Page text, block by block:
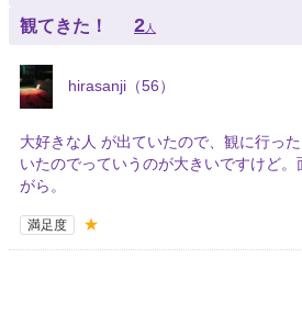
観てきた！ 2人
hirasanji（56）
大好きな人 が出ていたので、観に行っ
いたのでっていうのが大きいですけど
がら。
満足度 ★